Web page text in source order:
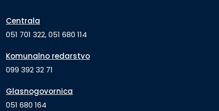
Centrala
051 701 322, 051 680 114
Komunalno redarstvo
099 392 32 71
Glasnogovornica
051 680 164